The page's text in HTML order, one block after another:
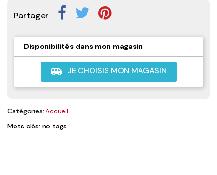
Partager
Disponibilités dans mon magasin
airport_shuttle JE CHOISIS MON MAGASIN
Catégories: Accueil
Mots clés: no tags